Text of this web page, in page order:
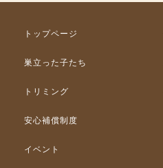
トップページ
巣立った子たち
トリミング
安心補償制度
イベント